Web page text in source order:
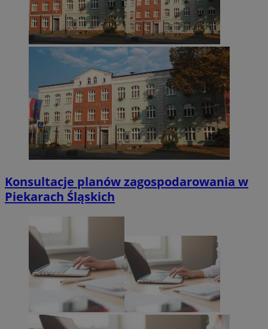
Konsultacje planów zagospodarowania w
Piekarach Śląskich